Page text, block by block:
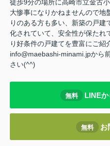
徒歩9分の場所に高崎市立金古
大惨事になりかねませんので地
りのある方も多い、新築の戸
化されていて、安全性が保たれ
り好条件の戸建てを豊富にご紹
info@maebashi-minami.jpから
さい(^^)
無料 LINE
無料 お